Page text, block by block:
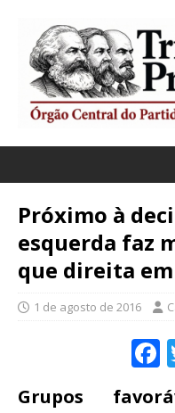
Próximo à
esquerda faz
que direita em
1 de agosto de 2016
Grupos